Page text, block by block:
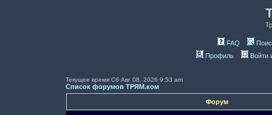
FAQ
Профиль
Войти
Текущее время Сб Авг 08, 2026 9:53 am
Список форумов ТРЯМ.ком
Форум